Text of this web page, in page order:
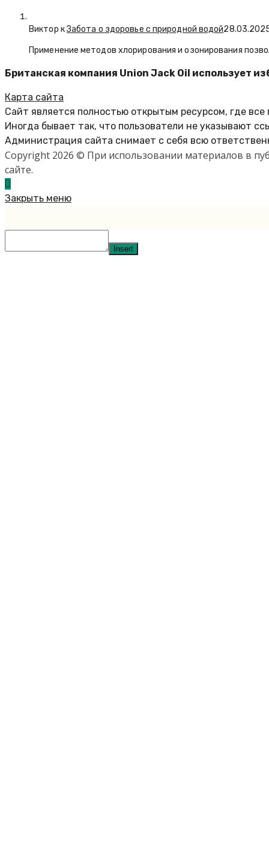
Виктор кЗабота о здоровье с природной водой
Применение методов хлорирования и озонирования
Британская компания Union Jack Oil использует
Карта сайта
Сайт является полностью открытым ресурсом, где
Иногда бывает так, что пользователи не указывают
Администрация сайта снимает с себя всю
Copyright 2026 © При использовании материалов в
сайте.
Закрыть меню
Insert